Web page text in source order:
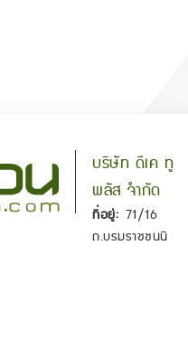
บริษัท ดีเค ทู
พลัส จำกัด
ที่อยู่: 71/16
ถ.บรมราชชนนี